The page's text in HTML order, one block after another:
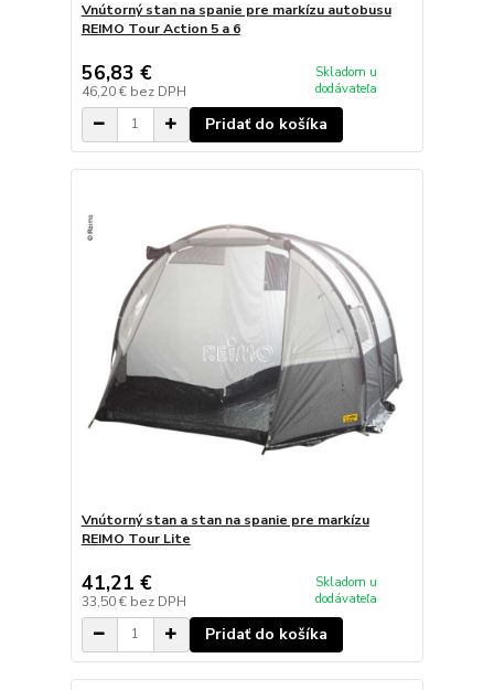
Vnútorný stan na spanie pre markízu autobusu
REIMO Tour Action 5 a 6
56,83 €
46,20 € bez DPH
Skladom u
dodávateľa
Pridať do košíka
Vnútorný stan a stan na spanie pre markízu
REIMO Tour Lite
41,21 €
33,50 € bez DPH
Skladom u
dodávateľa
Pridať do košíka